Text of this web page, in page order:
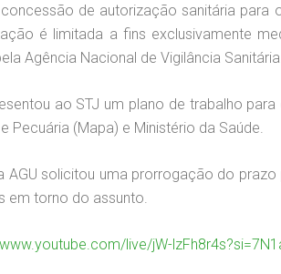
de autorização sanitária
é limitada a fins exclusivamente
Agência Nacional de Vigilância
ao STJ um plano de trabalho
Pecuária (Mapa) e Ministério da Saúde.
AGU solicitou uma prorrogação do
em torno do assunto.
live/jW-